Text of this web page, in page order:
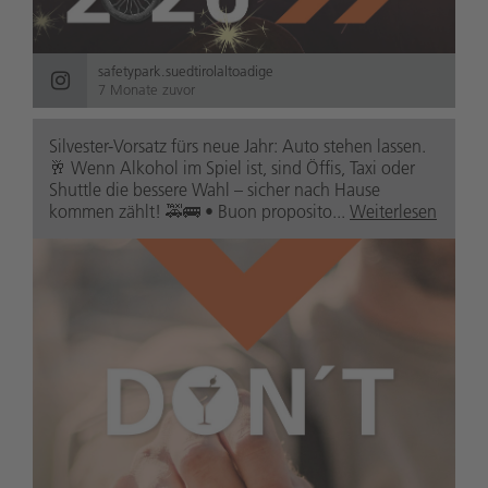
safetypark.suedtirolaltoadige
7 Monate zuvor
Silvester-Vorsatz fürs neue Jahr: Auto stehen lassen.
🥂 Wenn Alkohol im Spiel ist, sind Öffis, Taxi oder
Shuttle die bessere Wahl – sicher nach Hause
kommen zählt! 🚕🚌 • Buon proposito... Weiterlesen